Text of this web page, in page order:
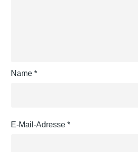
Name*
E-Mail-Adresse*